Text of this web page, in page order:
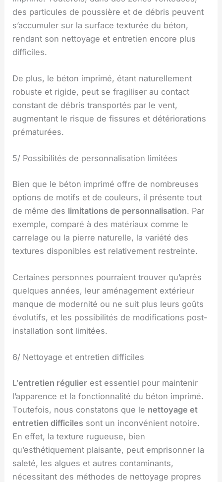
des particules de poussière et de débris peuvent
s’accumuler sur la surface texturée du béton,
rendant son nettoyage et entretien encore plus
difficiles.
De plus, le béton imprimé, étant naturellement
robuste et rigide, peut se fragiliser au contact
constant de débris transportés par le vent,
augmentant le risque de fissures et détériorations
prématurées.
5/ Possibilités de personnalisation limitées
Bien que le béton imprimé offre de nombreuses
options de motifs et de couleurs, il présente tout
de même des limitations de personnalisation. Par
exemple, comparé à des matériaux comme le
carrelage ou la pierre naturelle, la variété des
textures disponibles est relativement restreinte.
Certaines personnes pourraient trouver qu’après
quelques années, leur aménagement extérieur
manque de modernité ou ne suit plus leurs goûts
évolutifs, et les possibilités de modifications post-
installation sont limitées.
6/ Nettoyage et entretien difficiles
L’entretien régulier est essentiel pour maintenir
l’apparence et la fonctionnalité du béton imprimé.
Toutefois, nous constatons que le nettoyage et
entretien difficiles sont un inconvénient notoire.
En effet, la texture rugueuse, bien
qu’esthétiquement plaisante, peut emprisonner la
saleté, les algues et autres contaminants,
nécessitant des méthodes de nettoyage propres